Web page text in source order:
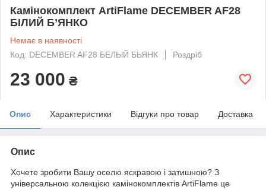
Камінокомплект ArtiFlame DECEMBER AF28
БІЛИЙ Б’ЯНКО
Немає в наявності
Код: DECEMBER AF28 БЕЛЫЙ БЬЯНК
Роздріб
23 000 ₴
Опис Характеристики Відгуки про товар Доставка
Опис
Хочете зробити Вашу оселю яскравою і затишною? З
універсальною колекцією камінокомплектів ArtiFlame це